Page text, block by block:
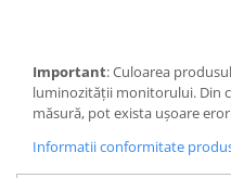
Important: Culoarea
luminozității monitorului. Din
măsură, pot exista ușoare
Informatii conformitate